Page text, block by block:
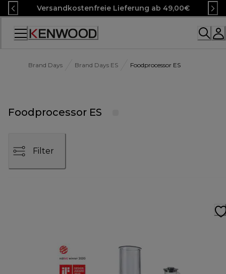
Skip
to
Content
Versandkostenfreie Lieferung ab 49,00€
Accessibility
Brand Days Brand Days ES Foodprocessor ES
Foodprocessor ES
Filter